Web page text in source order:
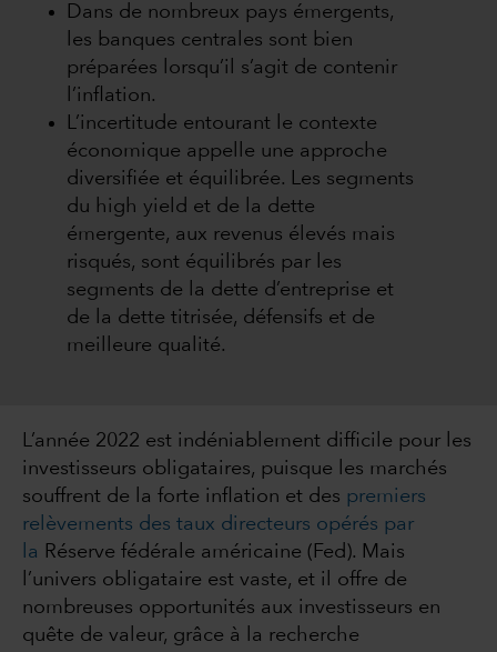
Dans de nombreux pays émergents,
les banques centrales sont bien
préparées lorsqu’il s’agit de contenir
l’inflation.
L’incertitude entourant le contexte
économique appelle une approche
diversifiée et équilibrée. Les segments
du high yield et de la dette
émergente, aux revenus élevés mais
risqués, sont équilibrés par les
segments de la dette d’entreprise et
de la dette titrisée, défensifs et de
meilleure qualité.
L’année 2022 est indéniablement difficile pour les
investisseurs obligataires, puisque les marchés
souffrent de la forte inflation et des premiers
relèvements des taux directeurs opérés par
la Réserve fédérale américaine (Fed). Mais
l’univers obligataire est vaste, et il offre de
nombreuses opportunités aux investisseurs en
quête de valeur, grâce à la recherche